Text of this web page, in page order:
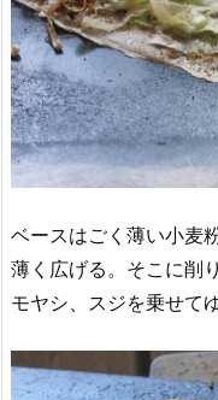
ベースはごく薄い小麦
薄く広げる。そこに削
モヤシ、スジを乗せてゆ